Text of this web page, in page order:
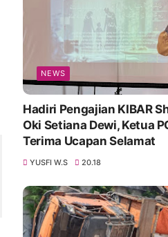
NEWS
Hadiri Pengajian KIBAR
Oki Setiana Dewi, Ketua
Terima Ucapan Selamat
YUSFI W.S 20.18